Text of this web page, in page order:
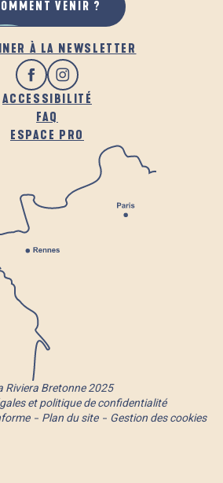
À LA NEWSLETTER
ACCESSIBILITÉ
FAQ
ESPACE PRO
VENIR ?
Riviera Bretonne 2025
et politique de confidentialité
Plan du site Gestion des cookies